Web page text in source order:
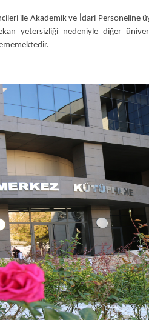
ile Akademik ve İdari
yetersizliği nedeniyle diğer